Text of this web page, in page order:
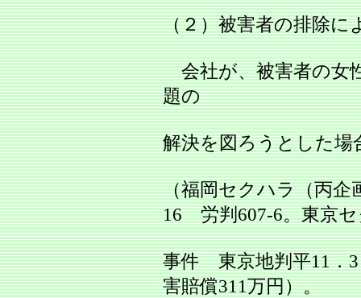
（２）被害者の排除に
会社が、被害者の女
題の
解決を図ろうとした場
（福岡セクハラ（丙
16 労判607‐6。東京
事件 東京地判平11．
害賠償311万円）。